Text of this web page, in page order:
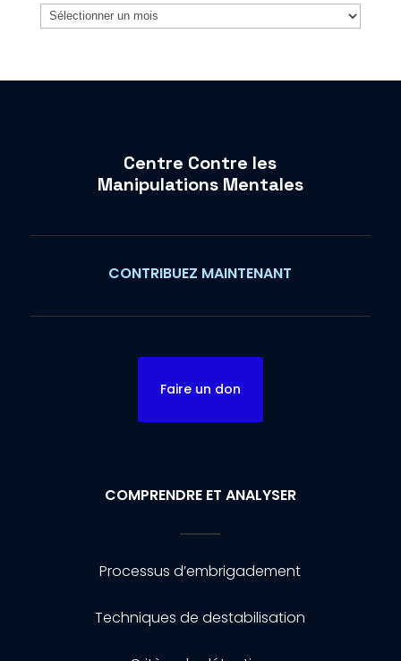
Archives
Centre Contre les
Manipulations Mentales
CONTRIBUEZ MAINTENANT
Faire un don
COMPRENDRE ET ANALYSER
Processus d’embrigadement
Techniques de destabilisation